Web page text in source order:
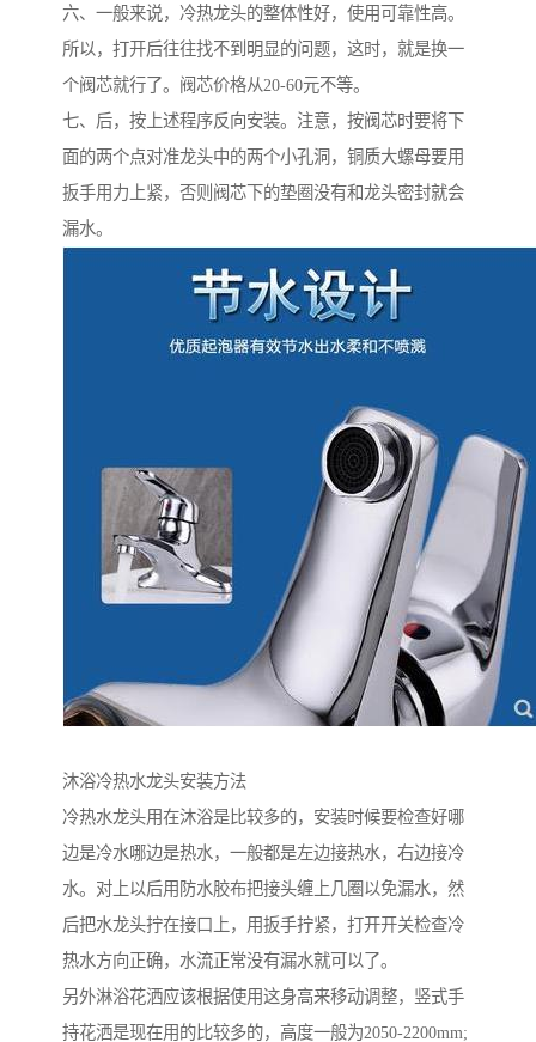
六、一般来说，冷热龙头的整体性好，使用可靠性高。
所以，打开后往往找不到明显的问题，这时，就是换一
个阀芯就行了。阀芯价格从20-60元不等。
七、后，按上述程序反向安装。注意，按阀芯时要将下
面的两个点对准龙头中的两个小孔洞，铜质大螺母要用
扳手用力上紧，否则阀芯下的垫圈没有和龙头密封就会
漏水。
沐浴冷热水龙头安装方法
冷热水龙头用在沐浴是比较多的，安装时候要检查好哪
边是冷水哪边是热水，一般都是左边接热水，右边接冷
水。对上以后用防水胶布把接头缠上几圈以免漏水，然
后把水龙头拧在接口上，用扳手拧紧，打开开关检查冷
热水方向正确，水流正常没有漏水就可以了。
另外淋浴花洒应该根据使用这身高来移动调整，竖式手
持花洒是现在用的比较多的，高度一般为2050-2200mm;